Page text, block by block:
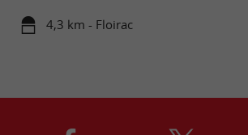
4,3 km - Floirac